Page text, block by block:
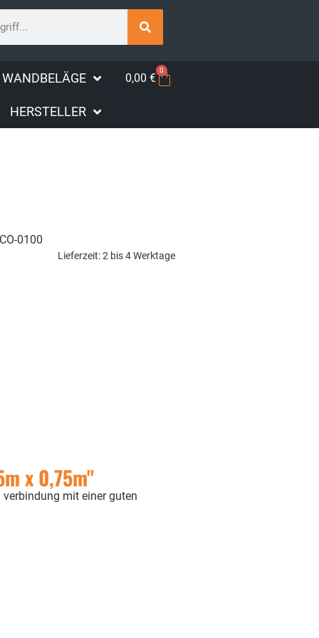
WANDBELÄGE
HERSTELLER
0,00€
0
CO-0100
Lieferzeit:2 bis 4 Werktage
x 0,75m"
mit einer guten